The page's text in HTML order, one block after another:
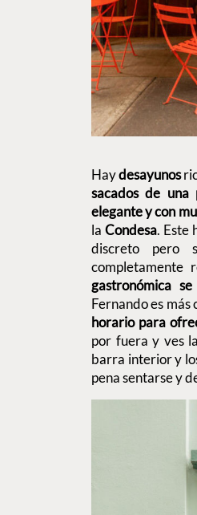
Haydesayunos
sacados de una
elegante y con
la Condesa. Este
discreto pero
completamente
gastronómica
Fernando es
horario para
por fuera y ves
barra interior y
pena sentarse y